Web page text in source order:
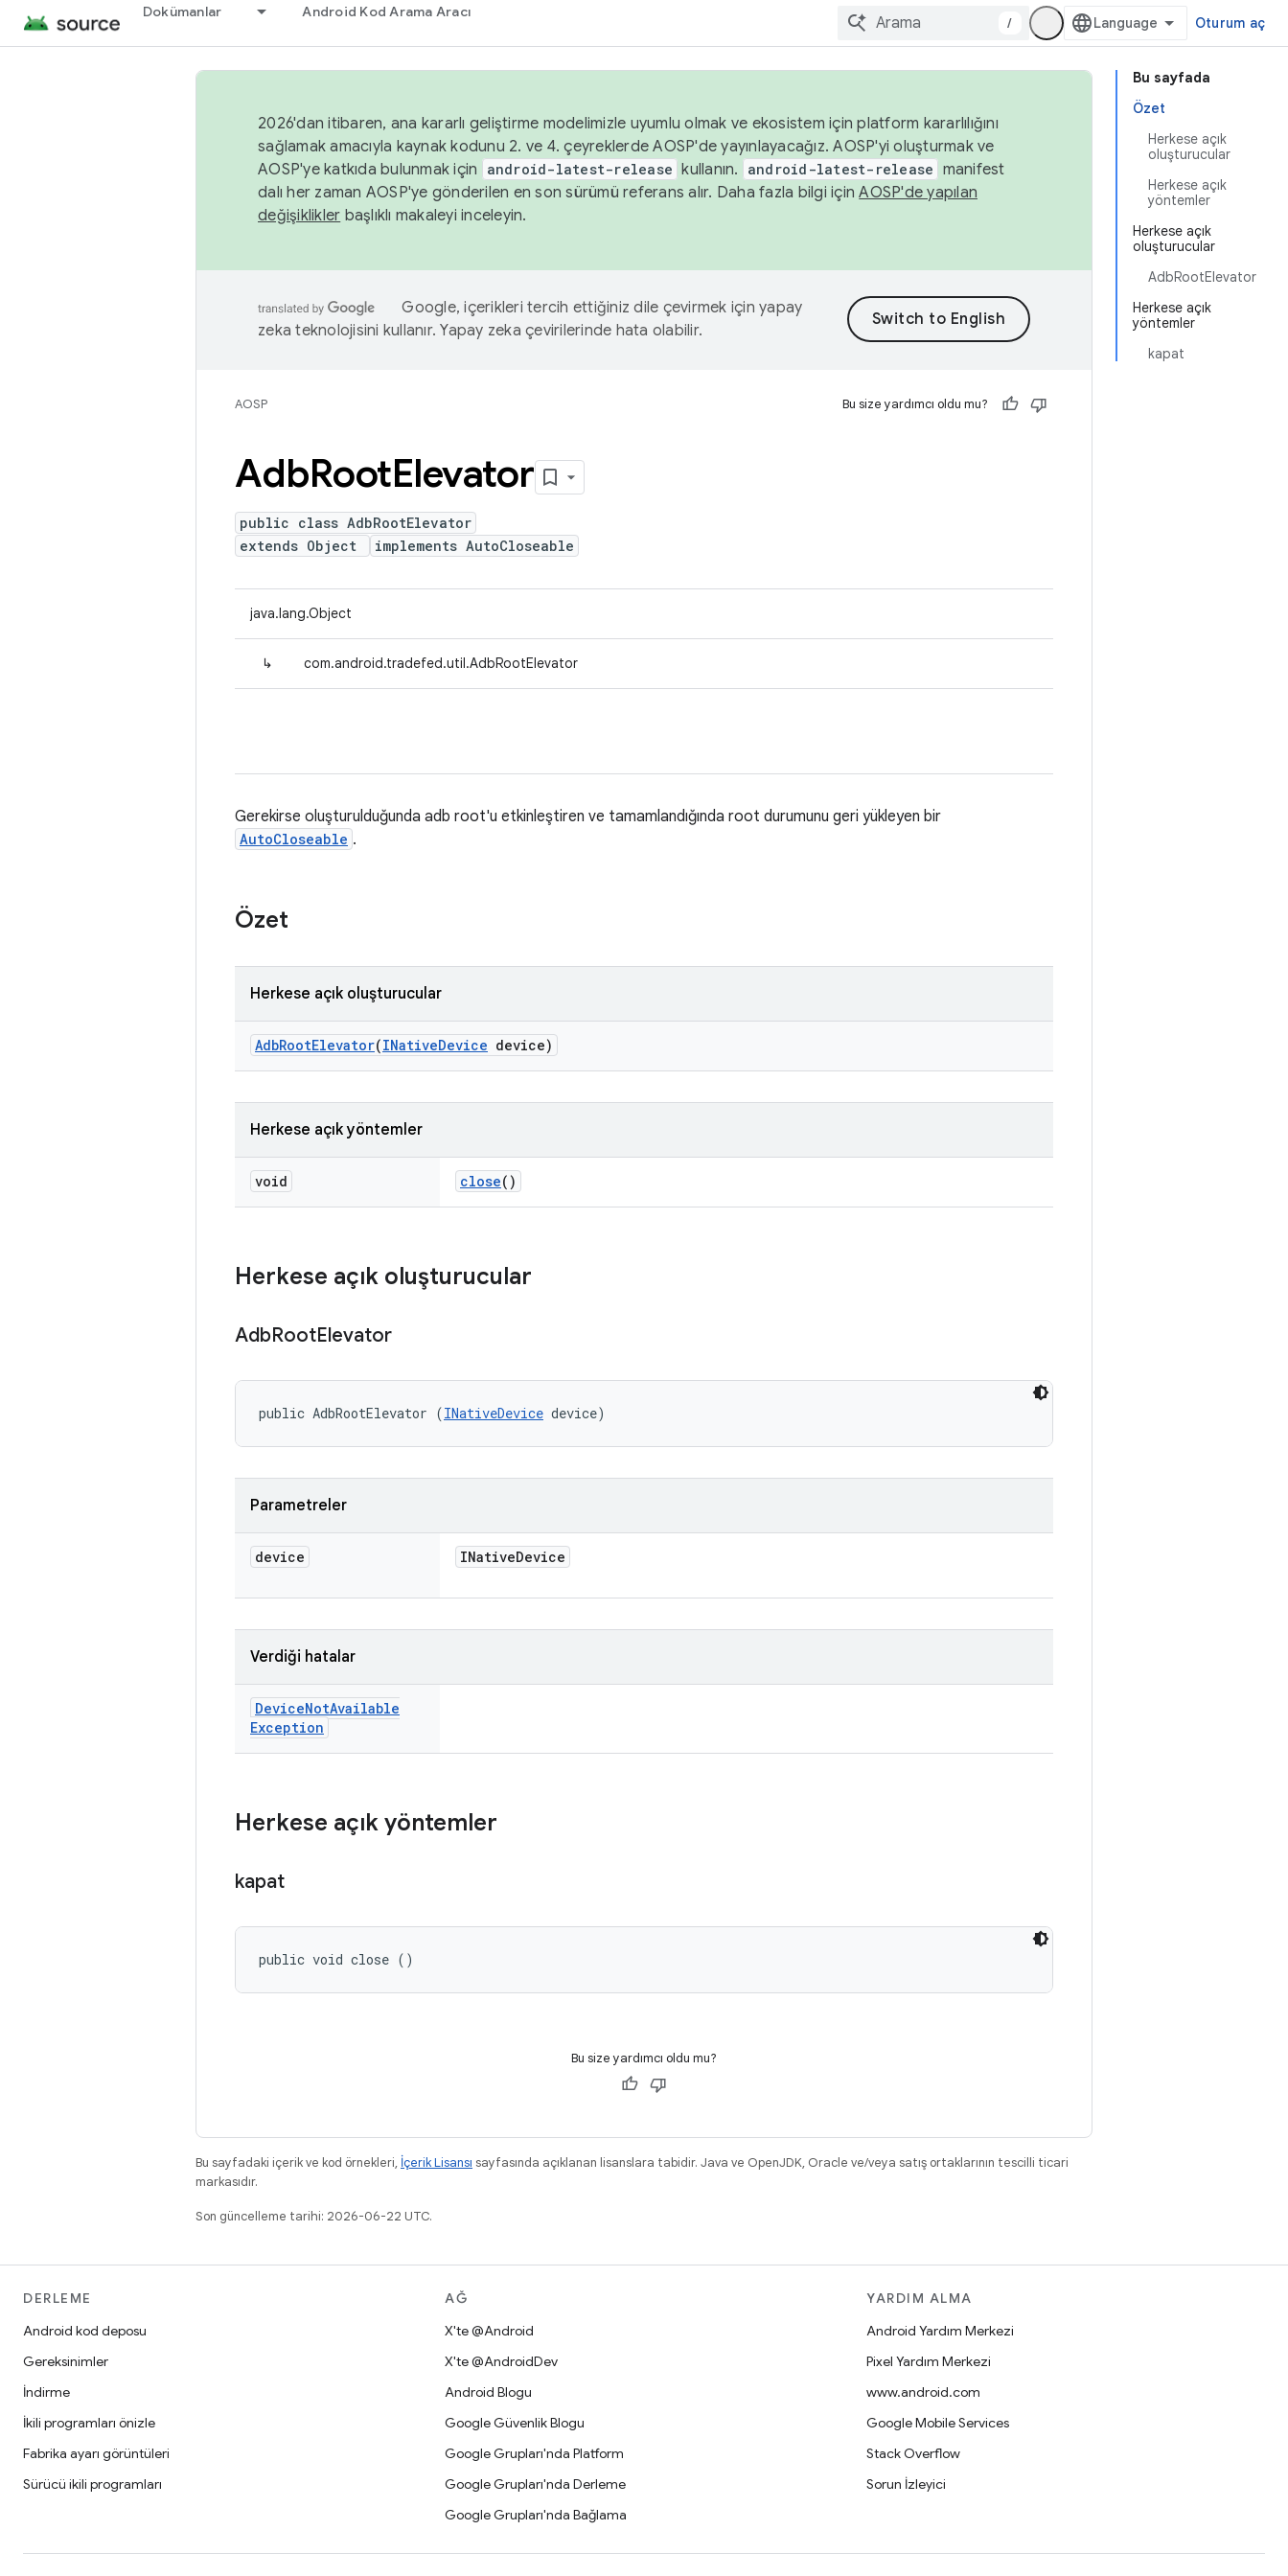
Dokümanlar Android Kod Arama Aracı
/ Oturum aç
Bu sayfada
Özet
Herkese açık
oluşturucular
Herkese açık
yöntemler
Herkese açık
oluşturucular
AdbRootElevator
Herkese açık
yöntemler
kapat
2026'dan itibaren, ana kararlı geliştirme modelimizle uyumlu olmak ve ekosistem için platform kararlılığını
sağlamak amacıyla kaynak kodunu 2. ve 4. çeyreklerde AOSP'de yayınlayacağız. AOSP'yi oluşturmak ve
AOSP'ye katkıda bulunmak için
android-latest-release kullanın. android-latest-release manifest
dalı her zaman AOSP'ye gönderilen en son sürümü referans alır. Daha fazla bilgi içinAOSP'de yapılan
değişiklikler başlıklı makaleyi inceleyin.
Google, içerikleri tercih ettiğiniz dile çevirmek için yapay
zeka teknolojisini kullanır. Yapay zeka çevirilerinde hata olabilir.
AOSP Bu size yardımcı oldu mu?
AdbRootElevator
public class AdbRootElevator
extends Object
implements AutoCloseable
java.lang.Object
↳ com.android.tradefed.util.AdbRootElevator
Gerekirse oluşturulduğunda adb root'u etkinleştiren ve tamamlandığında root durumunu geri yükleyen bir
AutoCloseable .
Özet
Herkese açık oluşturucular
AdbRootElevator(INativeDevice device)
Herkese açık yöntemler
void close()
Herkese açık oluşturucular
AdbRootElevator
public AdbRootElevator (INativeDevice device)
Parametreler
device INativeDevice
Verdiği hatalar
DeviceNotAvailable
Exception
Herkese açık yöntemler
kapat
public void close ()
Bu size yardımcı oldu mu?
Bu sayfadaki içerik ve kod örnekleri, İçerik Lisansı sayfasında açıklanan lisanslara tabidir. Java ve OpenJDK, Oracle ve/veya satış ortaklarının tescilli ticari
markasıdır.
Son güncelleme tarihi: 2026-06-22 UTC.
DERLEME
Android kod deposu
Gereksinimler
İndirme
İkili programları önizle
Fabrika ayarı görüntüleri
Sürücü ikili programları
AĞ
X'te @Android
X'te @AndroidDev
Android Blogu
Google Güvenlik Blogu
Google Grupları'nda Platform
Google Grupları'nda Derleme
Google Grupları'nda Bağlama
YARDIM ALMA
Android Yardım Merkezi
Pixel Yardım Merkezi
www.android.com
Google Mobile Services
Stack Overflow
Sorun İzleyici